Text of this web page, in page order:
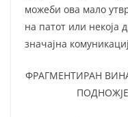
можеби ова мало
на патот или некоја
значајна
ФРАГМЕНТИРАН